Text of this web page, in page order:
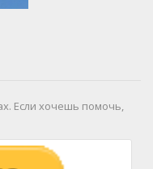
Если хочешь помочь,